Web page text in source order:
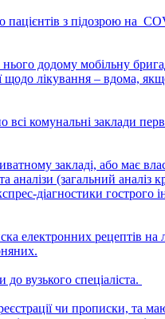
з підозрою на
додому мобільну
щодо лікування – вдома,
комунальні заклади
закладі, або має
аналізи (загальний
діагностики гострого
електронних рецептів
вузького спеціаліста.
чи прописки, та